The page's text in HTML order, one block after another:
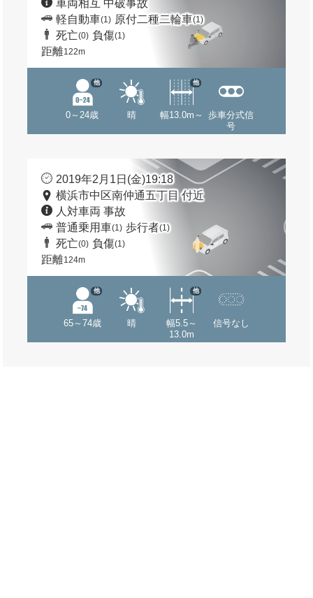
車両相互 中破事故
軽自動車(1) 原付二種二輪車(1)
死亡(0) 負傷(1)
距離122m
0～24歳
他
晴 幅13.0m～
他
歩車分式信
号
2019年2月1日(金)19:18
横浜市中区南仲通五丁目 付近
人対車両 事故
普通乗用車(1) 歩行者(1)
死亡(0) 負傷(1)
距離124m
65～74歳
他
晴
幅5.5～
13.0m
他
信号なし